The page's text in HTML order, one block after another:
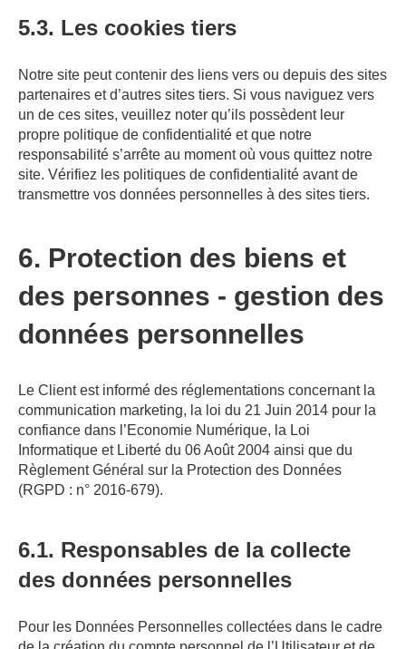
5.3. Les cookies tiers
Notre site peut contenir des liens vers ou depuis des sites
partenaires et d’autres sites tiers. Si vous naviguez vers
un de ces sites, veuillez noter qu’ils possèdent leur
propre politique de confidentialité et que notre
responsabilité s’arrête au moment où vous quittez notre
site. Vérifiez les politiques de confidentialité avant de
transmettre vos données personnelles à des sites tiers.
6. Protection des biens et
des personnes - gestion des
données personnelles
Le Client est informé des réglementations concernant la
communication marketing, la loi du 21 Juin 2014 pour la
confiance dans l’Economie Numérique, la Loi
Informatique et Liberté du 06 Août 2004 ainsi que du
Règlement Général sur la Protection des Données
(RGPD : n° 2016-679).
6.1. Responsables de la collecte
des données personnelles
Pour les Données Personnelles collectées dans le cadre